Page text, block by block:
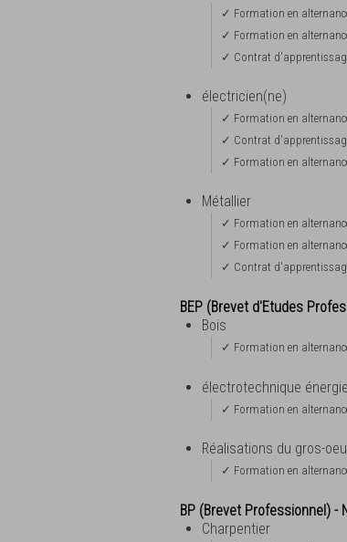
✓ Formation en
✓ Formation en
✓ Contrat
électricien(ne)
✓ Formation en
✓ Contrat
✓ Formation en
Métallier
✓ Formation en
✓ Formation en
✓ Contrat
BEP (Brevet d'Etudes
Bois
✓ Formation en
électrotechnique
✓ Formation en
Réalisations du gros-
✓ Formation en
BP (Brevet Professionnel) -
Charpentier